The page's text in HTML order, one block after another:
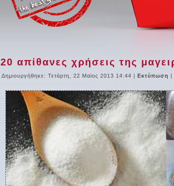
20 απίθανες χρήσεις της
Δημιουργήθηκε: Τετάρτη, 22 Μαϊος 2013 14:44 | Εκτύπωση |